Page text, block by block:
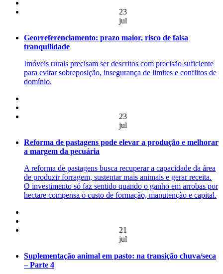
23
jul
Georreferenciamento: prazo maior, risco de falsa
tranquilidade
Imóveis rurais precisam ser descritos com precisão suficiente
para evitar sobreposição, insegurança de limites e conflitos de
domínio.
23
jul
Reforma de pastagens pode elevar a produção e melhorar
a margem da pecuária
A reforma de pastagens busca recuperar a capacidade da área
de produzir forragem, sustentar mais animais e gerar receita.
O investimento só faz sentido quando o ganho em arrobas por
hectare compensa o custo de formação, manutenção e capital.
21
jul
Suplementação animal em pasto: na transição chuva/seca
– Parte 4